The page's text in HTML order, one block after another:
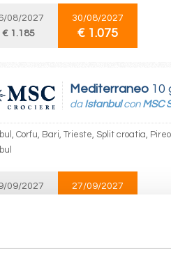
08/2027
€ 1.185
30/08/2027
€ 1.075
Mediterraneo 10
da Istanbulcon MSC
Corfu, Bari, Trieste, Split croatia,
09/2027
27/09/2027